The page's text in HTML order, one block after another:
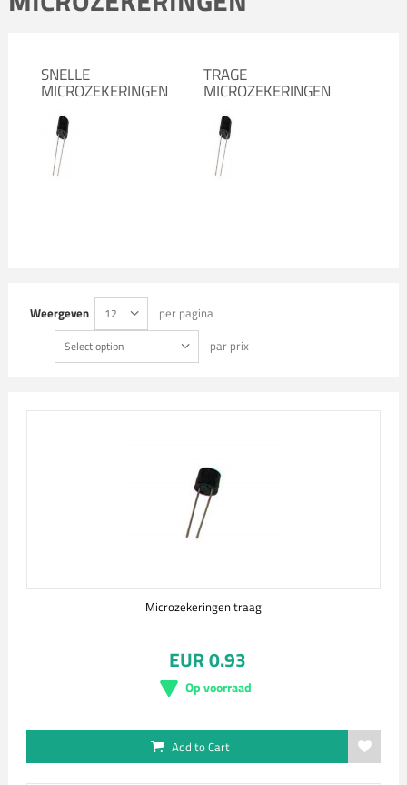
SNELLE
MICROZEKERINGEN
TRAGE
MICROZEKERINGEN
Weergeven 12 per pagina
Select option par prix
Microzekeringen traag
EUR 0.93
Op voorraad
Add to Cart